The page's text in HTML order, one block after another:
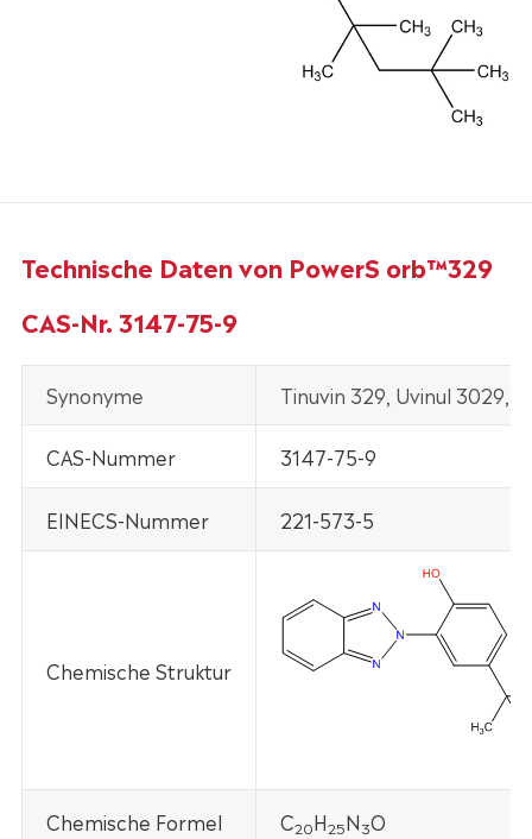
Technische Daten von PowerS orb™329
CAS-Nr. 3147-75-9
Synonyme Tinuvin 329, Uvinul 3029,
CAS-Nummer 3147-75-9
EINECS-Nummer 221-573-5
Chemische Struktur
Chemische Formel C20H25N3O